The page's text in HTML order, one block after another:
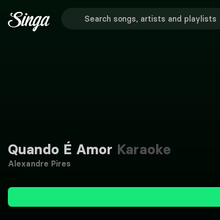
Quando É Amor Karaoke
Alexandre Pires